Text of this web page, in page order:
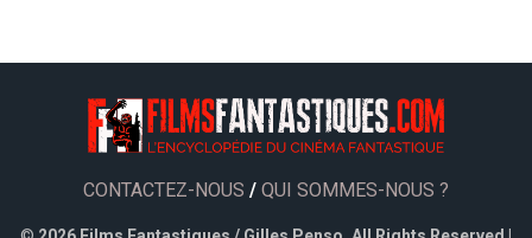
CONTACTEZ-NOUS / QUI SOMMES-NOUS ?